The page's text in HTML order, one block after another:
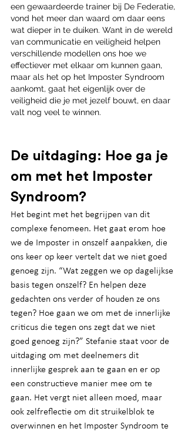
een gewaardeerde trainer bij De Federatie,
vond het meer dan waard om daar eens
wat dieper in te duiken. Want in de wereld
van communicatie en veiligheid helpen
verschillende modellen ons hoe we
effectiever met elkaar om kunnen gaan,
maar als het op het Imposter Syndroom
aankomt, gaat het eigenlijk over de
veiligheid die je met jezelf bouwt, en daar
valt nog veel te winnen.
De uitdaging: Hoe ga je
om met het Imposter
Syndroom?
Het begint met het begrijpen van dit
complexe fenomeen. Het gaat erom hoe
we de Imposter in onszelf aanpakken, die
ons keer op keer vertelt dat we niet goed
genoeg zijn. “Wat zeggen we op dagelijkse
basis tegen onszelf? En helpen deze
gedachten ons verder of houden ze ons
tegen? Hoe gaan we om met de innerlijke
criticus die tegen ons zegt dat we niet
goed genoeg zijn?” Stefanie staat voor de
uitdaging om met deelnemers dit
innerlijke gesprek aan te gaan en er op
een constructieve manier mee om te
gaan. Het vergt niet alleen moed, maar
ook zelfreflectie om dit struikelblok te
overwinnen en het Imposter Syndroom te